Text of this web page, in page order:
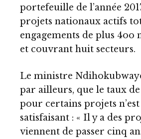
portefeuille de l’année
projets nationaux actifs
engagements de plus 4oo
et couvrant huit secteurs.
Le ministre
par ailleurs, que le taux
pour certains projets n’est
satisfaisant : « Il y a des
viennent de passer cinq